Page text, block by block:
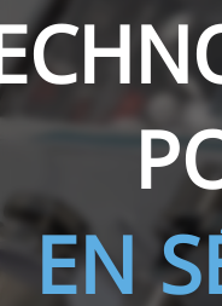
THS/PH210
THS/PH21N-FB
EN